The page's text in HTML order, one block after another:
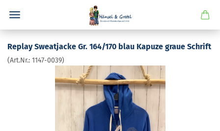
Re­play Sweat­ja­cke Gr. 164/170 blau Ka­pu­ze graue Schrift
(Art.Nr.: 1147-​0039)